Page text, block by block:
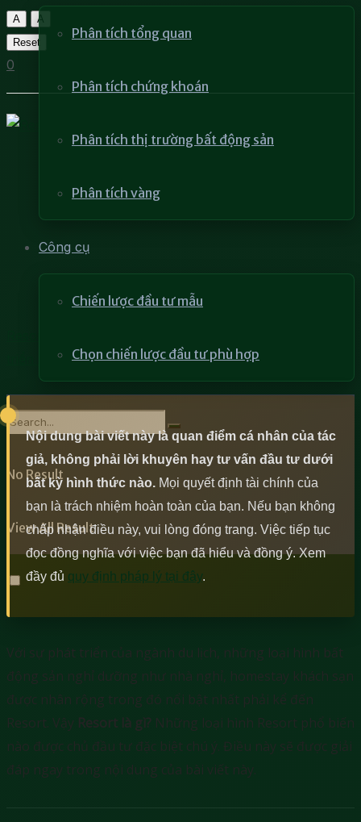
Phân tích tổng quan
Phân tích chứng khoán
Phân tích thị trường bất động sản
Phân tích vàng
Công cụ
Chiến lược đầu tư mẫu
Chọn chiến lược đầu tư phù hợp
No Result
View All Result
A
A
Reset
0
triển ngành du lịch.
Nội dung bài viết này là quan điểm cá nhân của tác
giả, không phải lời khuyên hay tư vấn đầu tư dưới
bất kỳ hình thức nào. Mọi quyết định tài chính của
bạn là trách nhiệm hoàn toàn của bạn. Nếu bạn không
chấp nhận điều này, vui lòng đóng trang. Việc tiếp tục
đọc đồng nghĩa với việc bạn đã hiểu và đồng ý. Xem
đầy đủ quy định pháp lý tại đây.
Với sự phát triển của ngành du lịch, những loại hình bất
động sản nghỉ dưỡng như nhà nghỉ, homestay khách sạn
được nhân rộng trong đó nổi bật nhất phải kể đến
Resort. Vậy Resort là gì? Những loại hình Resort phổ biến
nào được chủ đầu tư đặc biệt chú ý. Điều này sẽ được giải
đáp ngay trong nội dung của bài viết này.